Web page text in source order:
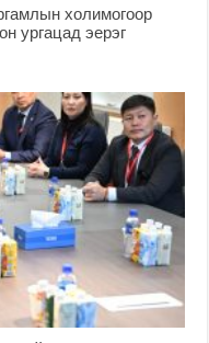
холимогоор
ургацад эерэг